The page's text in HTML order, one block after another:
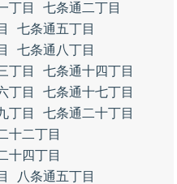
丁目
七条通二丁目
七条通五丁目
七条通八丁目
丁目
七条通十四丁目
丁目
七条通十七丁目
丁目
七条通二十丁目
十二丁目
十四丁目
八条通五丁目